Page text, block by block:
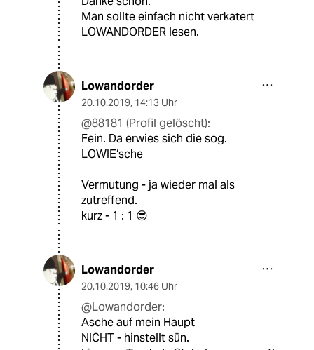
Man sollte einfach nicht verkatert
LOWANDORDER lesen.
Lowandorder
20.10.2019, 14:13 Uhr
@88181 (Profil gelöscht):
Fein. Da erwies sich die sog.
LOWIE‘sche
Vermutung - ja wieder mal als
zutreffend.
kurz - 1 : 1 😎
Lowandorder
20.10.2019, 10:46 Uhr
@Lowandorder:
Asche auf mein Haupt
NICHT - hinstellt sün.